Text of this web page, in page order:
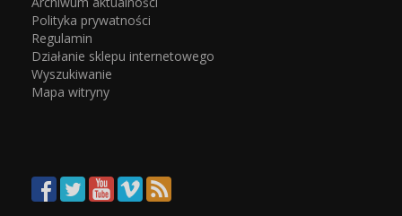
Polityka prywatności
Regulamin
Działanie sklepu internetowego
Wyszukiwanie
Mapa witryny